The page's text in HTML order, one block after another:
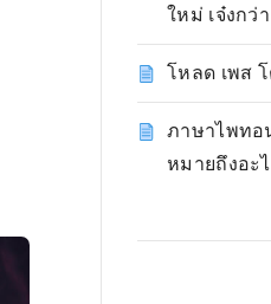
ใหม่ เจ๋งก
โหลด เพส
ภาษาไพทอ
หมายถึงอะ